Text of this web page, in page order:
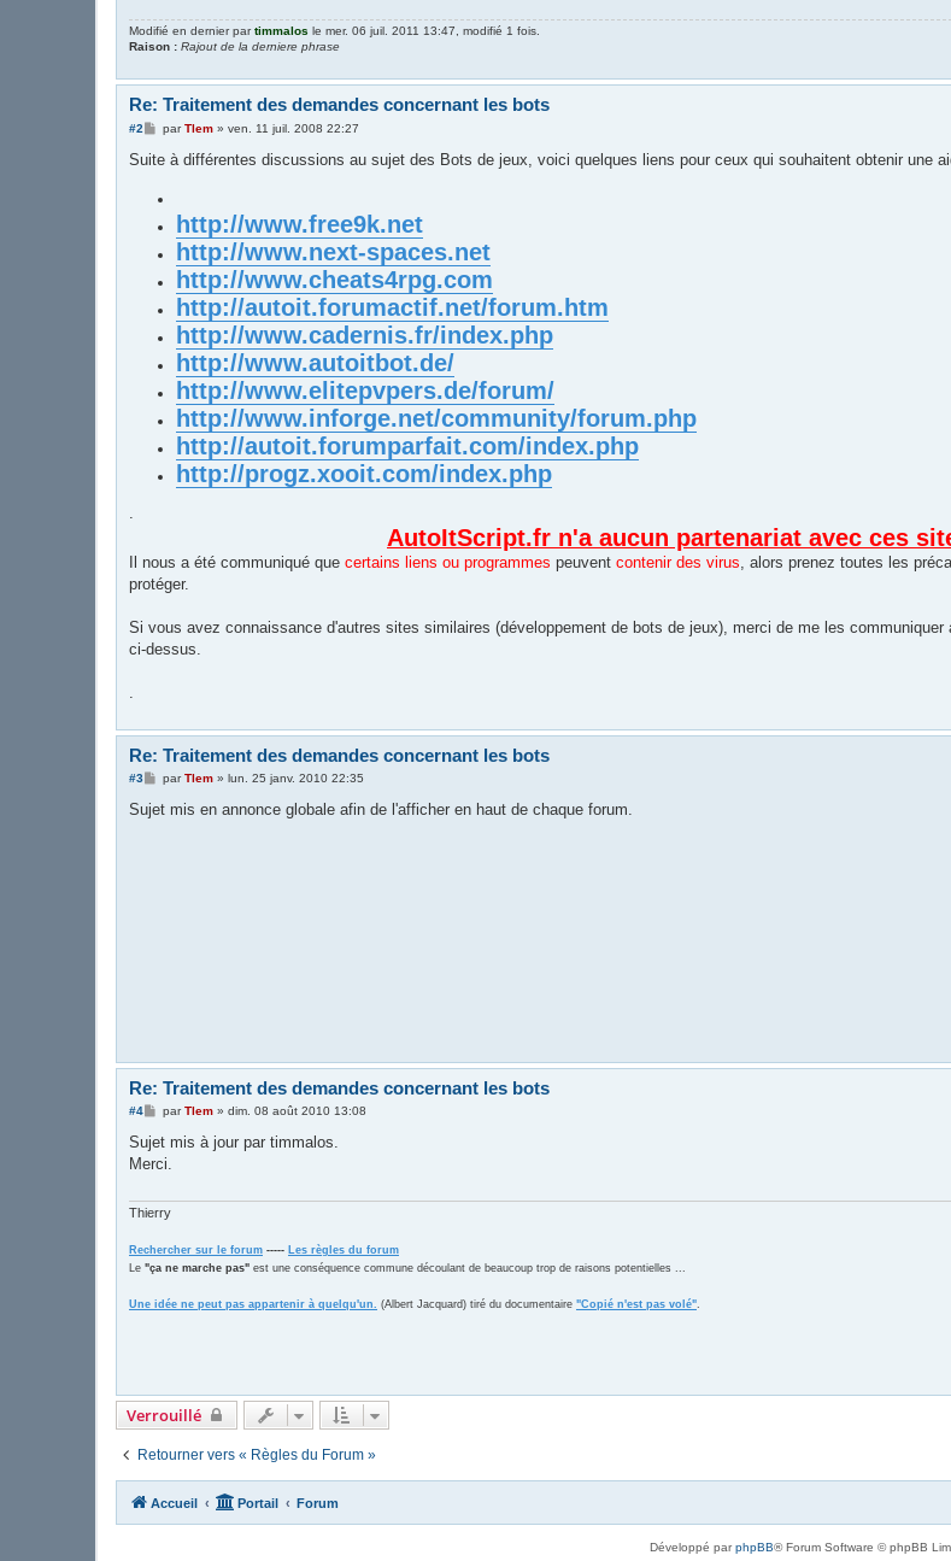
Modifié en dernier partimmalos le mer. 06 juil. 2011 13:47, modifié 1 fois.
Raison : Rajout de la derniere phrase
Re: Traitement des demandes concernant les bots
#2
M
s
g
parTlem» ven. 11 juil. 2008 22:27
Suite à différentes discussions au sujet des Bots de jeux, voici quelques liens pour ceux qui souhaitent obtenir une
http://www.free9k.net
http://www.next-spaces.net
http://www.cheats4rpg.com
http://autoit.forumactif.net/forum.htm
http://www.cadernis.fr/index.php
http://www.autoitbot.de/
http://www.elitepvpers.de/forum/
http://www.inforge.net/community/forum.php
http://autoit.forumparfait.com/index.php
http://progz.xooit.com/index.php
AutoItScript.fr n'a aucun partenariat avec ces
Il nous a été communiqué que certains liens ou programmes peuvent contenir des virus , alors prenez toutes les
protéger.
Si vous avez connaissance d'autres sites similaires (développement de bots de jeux), merci de me les
ci-dessus.
Re: Traitement des demandes concernant les bots
#3
M
s
parTlem» lun. 25 janv. 2010 22:35
Sujet mis en annonce globale afin de l'afficher en haut de chaque forum.
Re: Traitement des demandes concernant les bots
#4
M
s
a
parTlem» dim. 08 août 2010 13:08
Sujet mis à jour par timmalos.
Merci.
Thierry
Rechercher sur le forum ----- Les règles du forum
Le "ça ne marche pas" est une conséquence commune découlant de beaucoup trop de raisons potentielles ...
Une idée ne peut pas appartenir à quelqu'un. (Albert Jacquard) tiré du documentaire "Copié n'est pas volé".
Verrouillé
Retourner vers « Règles du Forum »
Accueil Portail Forum
Développé parphpBB® Forum Software © phpBB